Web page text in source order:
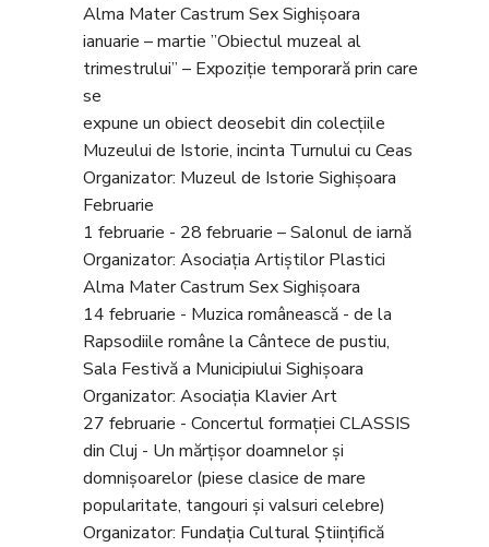
Alma Mater Castrum Sex Sighișoara
ianuarie – martie ”Obiectul muzeal al
trimestrului” – Expoziție temporară prin care
se
expune un obiect deosebit din colecțiile
Muzeului de Istorie, incinta Turnului cu Ceas
Organizator: Muzeul de Istorie Sighișoara
Februarie
1 februarie - 28 februarie – Salonul de iarnă
Organizator: Asociația Artiștilor Plastici
Alma Mater Castrum Sex Sighișoara
14 februarie - Muzica românească - de la
Rapsodiile române la Cântece de pustiu,
Sala Festivă a Municipiului Sighișoara
Organizator: Asociația Klavier Art
27 februarie - Concertul formației CLASSIS
din Cluj - Un mărțișor doamnelor și
domnișoarelor (piese clasice de mare
popularitate, tangouri și valsuri celebre)
Organizator: Fundația Cultural Științifică